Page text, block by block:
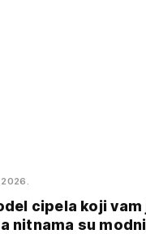
cipela koji
nitnama su